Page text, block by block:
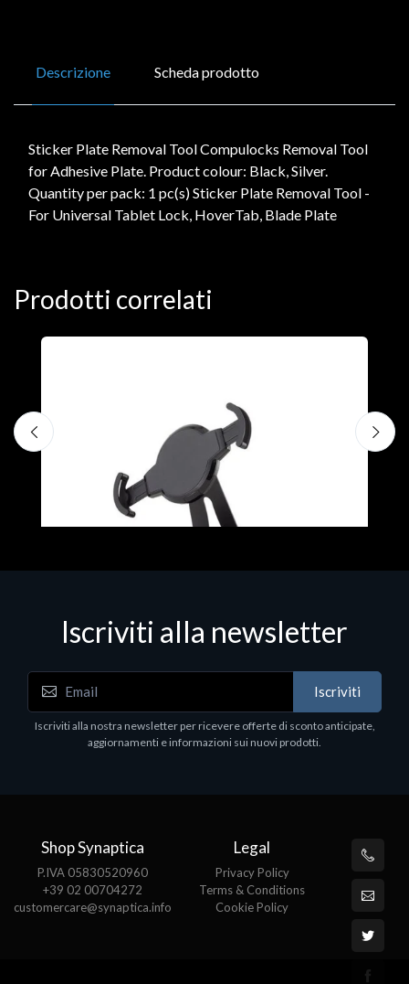
Descrizione Scheda prodotto
Sticker Plate Removal Tool Compulocks Removal Tool
for Adhesive Plate. Product colour: Black, Silver.
Quantity per pack: 1 pc(s) Sticker Plate Removal Tool -
For Universal Tablet Lock, HoverTab, Blade Plate
Prodotti correlati
EPSON TABLET STAND, BLACK. Porta tablet
Epson, solido in metallo, orientabile in tre assi.
Adatto a tutti i tablet.
Iscriviti alla newsletter
Iscriviti
Iscriviti alla nostra newsletter per ricevere offerte di sconto anticipate,
aggiornamenti e informazioni sui nuovi prodotti.
Shop Synaptica
P.IVA 05830520960
+39 02 00704272
customercare@synaptica.info
Legal
Privacy Policy
Terms & Conditions
Cookie Policy